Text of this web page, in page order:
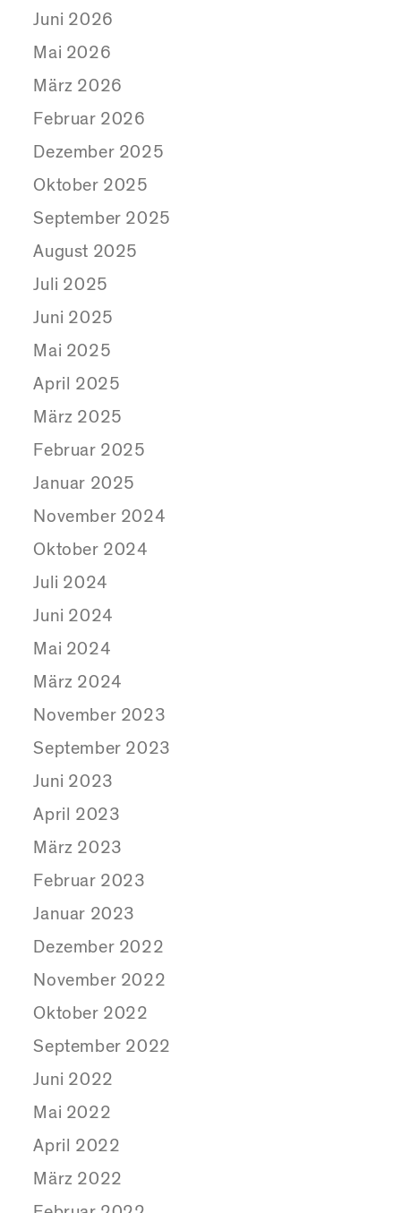
Juni 2026
Mai 2026
März 2026
Februar 2026
Dezember 2025
Oktober 2025
September 2025
August 2025
Juli 2025
Juni 2025
Mai 2025
April 2025
März 2025
Februar 2025
Januar 2025
November 2024
Oktober 2024
Juli 2024
Juni 2024
Mai 2024
März 2024
November 2023
September 2023
Juni 2023
April 2023
März 2023
Februar 2023
Januar 2023
Dezember 2022
November 2022
Oktober 2022
September 2022
Juni 2022
Mai 2022
April 2022
März 2022